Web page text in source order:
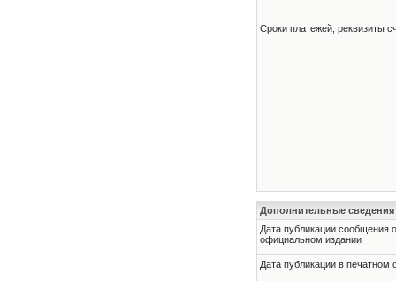
Сроки платежей, реквизиты
Дополнительные сведения
Дата публикации сообщения
официальном издании
Дата публикации в печатном